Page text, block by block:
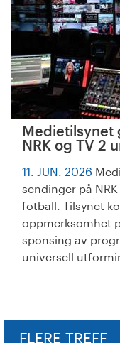
Medietilsynet
NRK og TV 2
11. JUN. 2026
sendinger på
fotball. Tilsynet
oppmerksomhet
sponsing av
universell
FLERE TREFF